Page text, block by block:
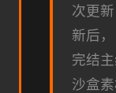
次更
新后
完结
沙盒